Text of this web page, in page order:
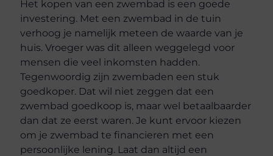
Het kopen van een zwembad is een goede
investering. Met een zwembad in de tuin
verhoog je namelijk meteen de waarde van je
huis. Vroeger was dit alleen weggelegd voor
mensen die veel inkomsten hadden.
Tegenwoordig zijn zwembaden een stuk
goedkoper. Dat wil niet zeggen dat een
zwembad goedkoop is, maar wel betaalbaarder
dan dat ze eerst waren. Je kunt ervoor kiezen
om je zwembad te financieren met een
persoonlijke lening. Laat dan altijd een